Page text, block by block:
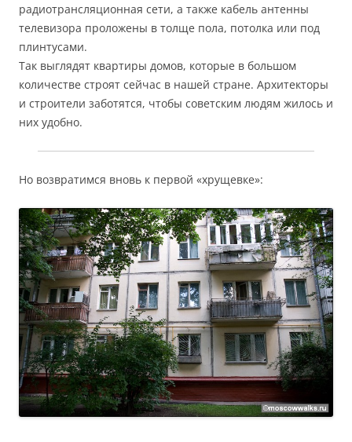
радиотрансляционная сети, а также кабель антенны
телевизора проложены в толще пола, потолка или под
плинтусами.
Так выглядят квартиры домов, которые в большом
количестве строят сейчас в нашей стране. Архитекторы
и строители заботятся, чтобы советским людям жилось и
них удобно.
Но возвратимся вновь к первой «хрущевке»: